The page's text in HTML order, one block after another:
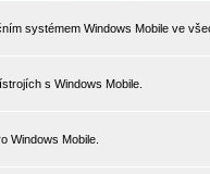
systémem Windows Mobile ve
s Windows Mobile.
Windows Mobile.